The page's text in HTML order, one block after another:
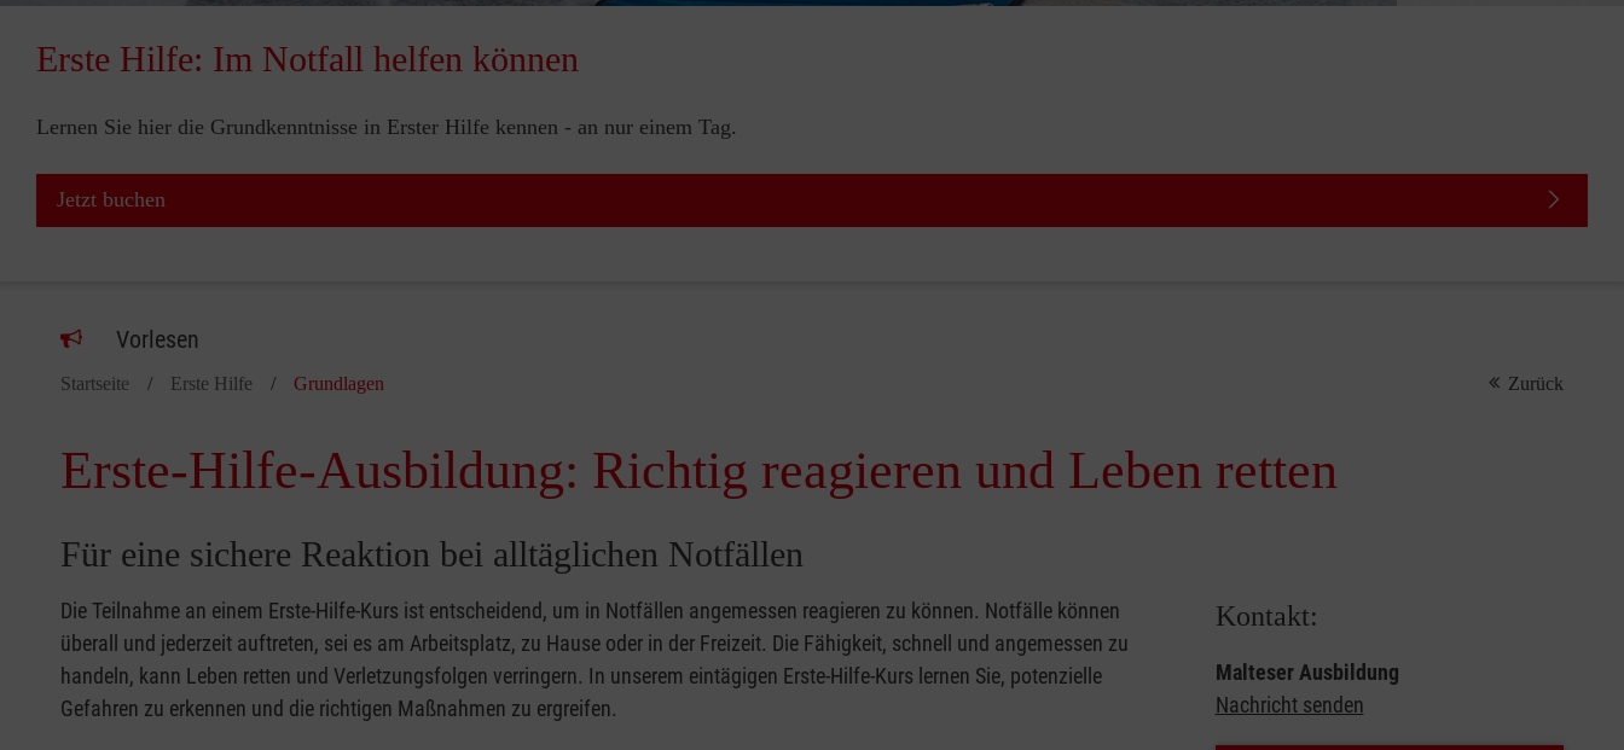
Erste Hilfe: Im Notfall helfen können
Lernen Sie hier die Grundkenntnisse in Erster Hilfe kennen - an nur einem Tag.
Jetzt buchen
Vorlesen
Startseite Erste Hilfe Grundlagen Zurück
Erste-Hilfe-Ausbildung: Richtig reagieren und Leben retten
Für eine sichere Reaktion bei alltäglichen Notfällen
Die Teilnahme an einem Erste-Hilfe-Kurs ist entscheidend, um in Notfällen angemessen reagieren zu können. Notfälle können
überall und jederzeit auftreten, sei es am Arbeitsplatz, zu Hause oder in der Freizeit. Die Fähigkeit, schnell und angemessen zu
handeln, kann Leben retten und Verletzungsfolgen verringern. In unserem eintägigen Erste-Hilfe-Kurs lernen Sie, potenzielle
Gefahren zu erkennen und die richtigen Maßnahmen zu ergreifen.
Kontakt:
Malteser Ausbildung
Nachricht senden